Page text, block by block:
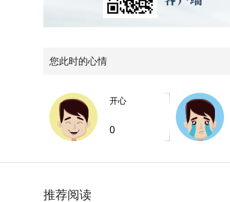
您此时的心情
开心
0
推荐阅读